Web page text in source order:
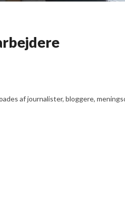
af journalister, bloggere,